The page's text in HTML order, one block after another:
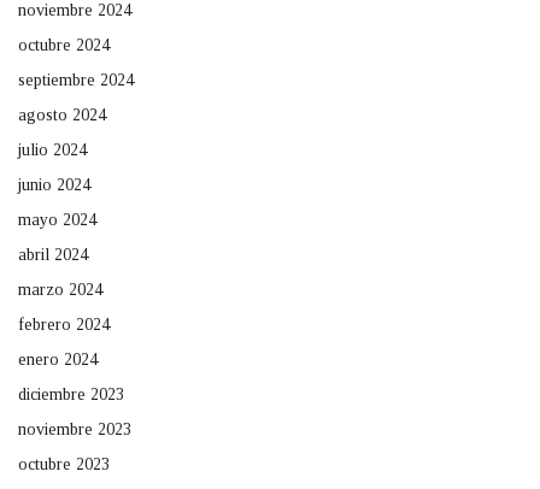
noviembre 2024
octubre 2024
septiembre 2024
agosto 2024
julio 2024
junio 2024
mayo 2024
abril 2024
marzo 2024
febrero 2024
enero 2024
diciembre 2023
noviembre 2023
octubre 2023